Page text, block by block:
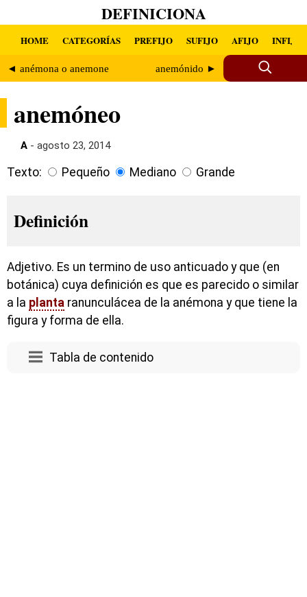
DEFINICIONA
HOME CATEGORÍAS PREFIJO SUFIJO AFIJO INFIJO
◄ anémona o anemone anemónido ►
anemóneo
A - agosto 23, 2014
Texto: Pequeño Mediano Grande
Definición
Adjetivo. Es un termino de uso anticuado y que (en
botánica) cuya definición es que es parecido o similar
a la planta ranunculácea de la anémona y que tiene la
figura y forma de ella.
Tabla de contenido